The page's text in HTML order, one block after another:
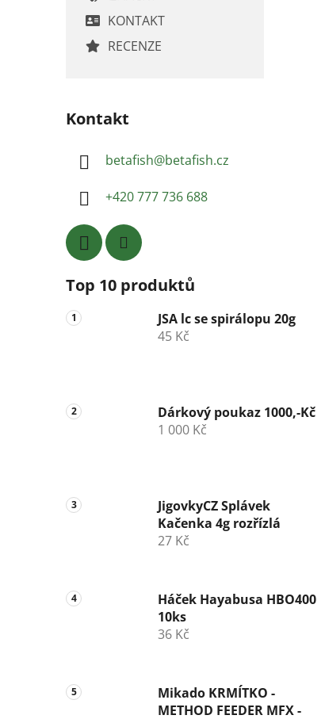
KONTAKT
RECENZE
Kontakt
betafish@betafish.cz
+420 777 736 688
Top 10 produktů
JSA lc se spirálopu 20g
45 Kč
Dárkový poukaz 1000,-Kč
1 000 Kč
JigovkyCZ Splávek
Kačenka 4g rozřízlá
27 Kč
Háček Hayabusa HBO400
10ks
36 Kč
Mikado KRMÍTKO -
METHOD FEEDER MFX -